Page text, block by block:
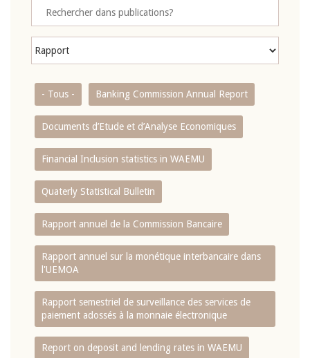
- Tous - Banking Commission Annual Report
Documents d’Etude et d’Analyse Economiques
Financial Inclusion statistics in WAEMU
Quaterly Statistical Bulletin
Rapport annuel de la Commission Bancaire
Rapport annuel sur la monétique interbancaire dans
l'UEMOA
Rapport semestriel de surveillance des services de
paiement adossés à la monnaie électronique
Report on deposit and lending rates in WAEMU